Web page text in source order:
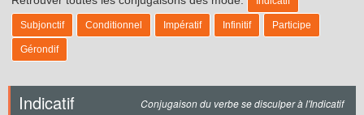
Subjonctif Conditionnel Impératif Infinitif Participe
Gérondif
Indicatif Conjugaison du verbe se disculper à l'Indicatif